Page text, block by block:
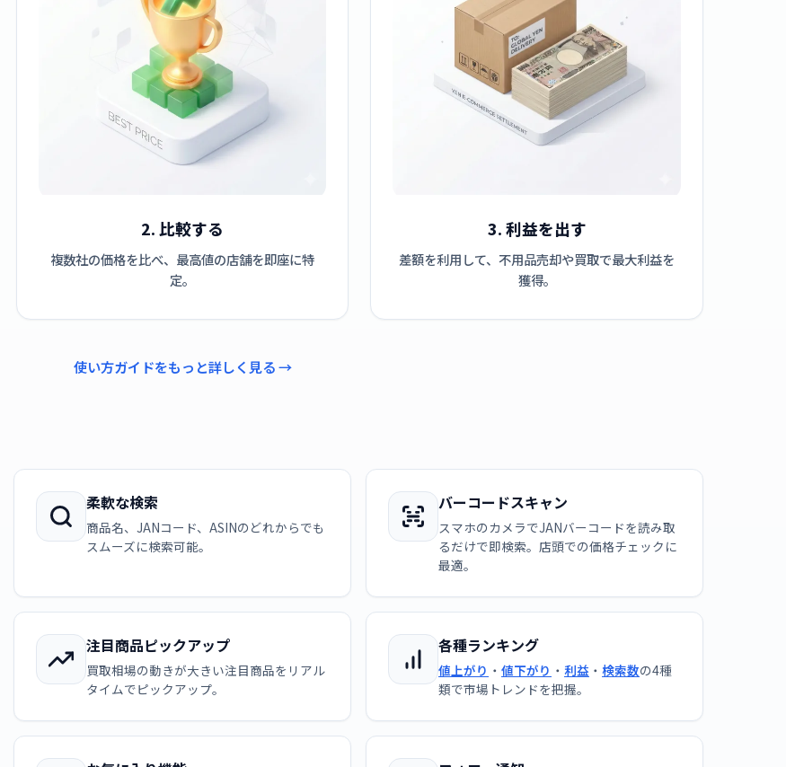
2. 比較する
複数社の価格を比べ、最高値の店舗を即座に特
定。
3. 利益を出す
差額を利用して、不用品売却や買取で最大利益を
獲得。
使い方ガイドをもっと詳しく見る →
柔軟な検索
商品名、JANコード、ASINのどれからでも
スムーズに検索可能。
バーコードスキャン
スマホのカメラでJANバーコードを読み取
るだけで即検索。店頭での価格チェックに
最適。
注目商品ピックアップ
買取相場の動きが大きい注目商品をリアル
タイムでピックアップ。
各種ランキング
値上がり ・ 値下がり ・ 利益 ・ 検索数の4種
類で市場トレンドを把握。